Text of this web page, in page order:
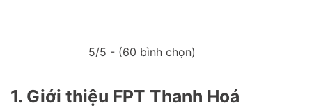
5/5 - (60 bình chọn)
1. Giới thiệu FPT Thanh Hoá